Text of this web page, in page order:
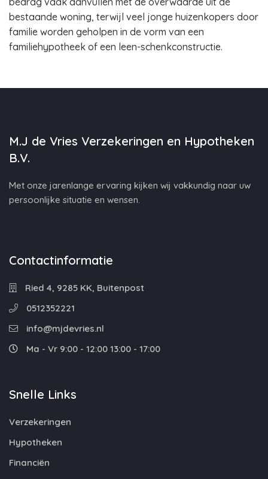
bestaande woning, terwijl veel jonge huizenkopers door
familie worden geholpen in de vorm van een
familiehypotheek of een leen-schenkconstructie.
M.J de Vries Verzekeringen en Hypotheken
B.V.
Met onze jarenlange ervaring kijken wij vakkundig naar uw
persoonlijke situatie en wensen.
Contactinformatie
Ried 4, 9285 KK, Buitenpost
0512352221
info@mjdevries.nl
Ma - Vr 9:00 - 12:00 13:00 - 17:00
Snelle Links
Verzekeringen
Hypotheken
Financiën